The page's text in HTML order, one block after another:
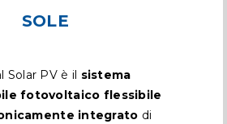
SOLE
Solar PV è il sistema
fotovoltaico flessibile
integrato di